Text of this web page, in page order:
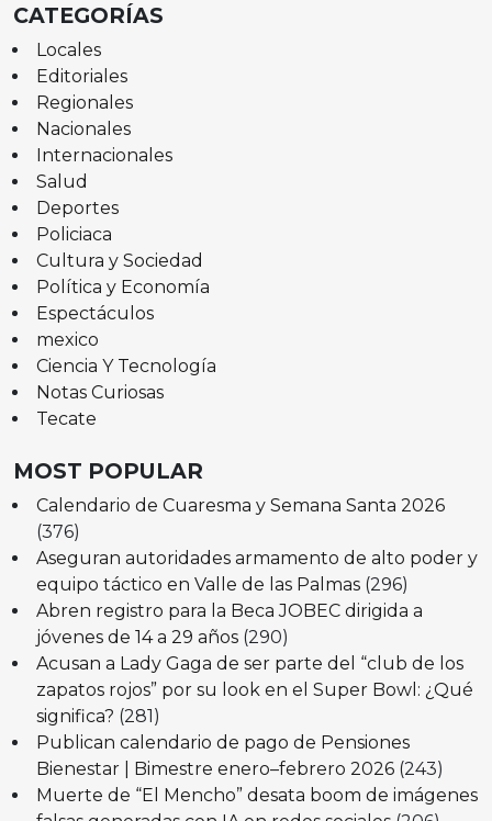
CATEGORÍAS
Locales
Editoriales
Regionales
Nacionales
Internacionales
Salud
Deportes
Policiaca
Cultura y Sociedad
Política y Economía
Espectáculos
mexico
Ciencia Y Tecnología
Notas Curiosas
Tecate
MOST POPULAR
Calendario de Cuaresma y Semana Santa 2026
(376)
Aseguran autoridades armamento de alto poder y
equipo táctico en Valle de las Palmas (296)
Abren registro para la Beca JOBEC dirigida a
jóvenes de 14 a 29 años (290)
Acusan a Lady Gaga de ser parte del “club de los
zapatos rojos” por su look en el Super Bowl: ¿Qué
significa? (281)
Publican calendario de pago de Pensiones
Bienestar | Bimestre enero–febrero 2026 (243)
Muerte de “El Mencho” desata boom de imágenes